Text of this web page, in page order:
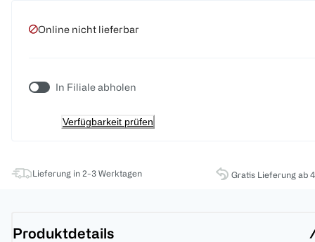
Online nicht lieferbar
In Filiale abholen
Verfügbarkeit prüfen
Lieferung in 2-3 Werktagen Gratis Lieferung ab
Produktdetails